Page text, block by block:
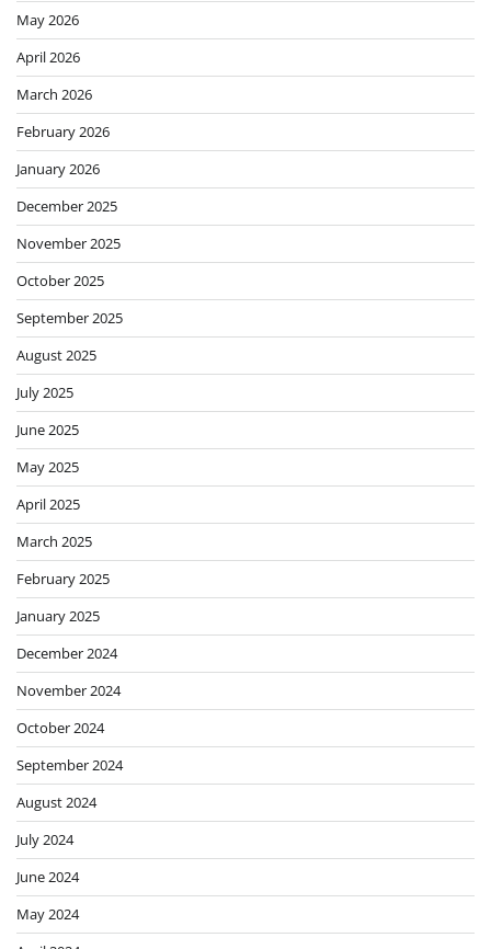
May 2026
April 2026
March 2026
February 2026
January 2026
December 2025
November 2025
October 2025
September 2025
August 2025
July 2025
June 2025
May 2025
April 2025
March 2025
February 2025
January 2025
December 2024
November 2024
October 2024
September 2024
August 2024
July 2024
June 2024
May 2024